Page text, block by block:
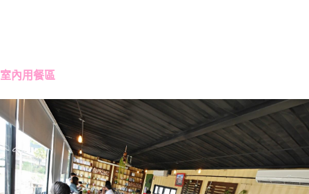
室內用餐區